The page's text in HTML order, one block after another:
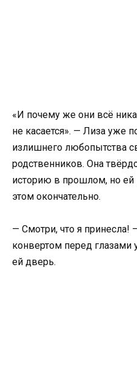
«И почему же они всё
не касается». — Лиза уже
излишнего любопытства
родственников. Она
историю в прошлом, но ей
этом окончательно.
— Смотри, что я принесла!
конвертом перед глазами
ей дверь.